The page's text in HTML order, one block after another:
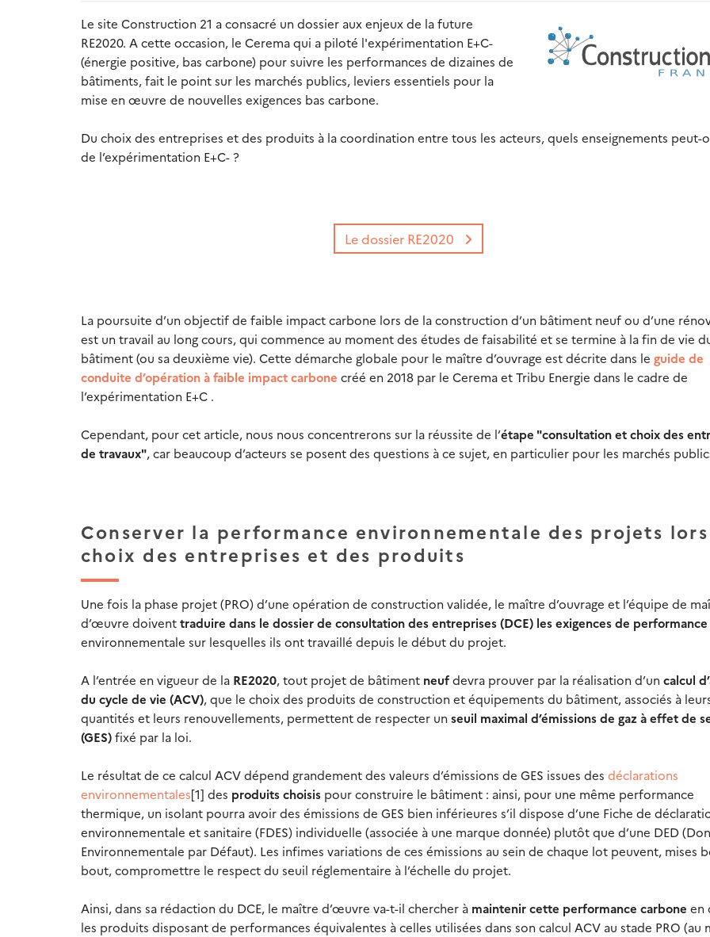
Le site Construction 21 a consacré un dossier aux enjeux de la future
RE2020. A cette occasion, le Cerema qui a piloté l'expérimentation E+C-
(énergie positive, bas carbone) pour suivre les performances de dizaines de
bâtiments, fait le point sur les marchés publics, leviers essentiels pour la
mise en œuvre de nouvelles exigences bas carbone.
Du choix des entreprises et des produits à la coordination entre tous les acteurs, quels enseignements peut-
de l’expérimentation E+C- ?
Le dossier RE2020
La poursuite d’un objectif de faible impact carbone lors de la construction d’un bâtiment neuf ou d’une
est un travail au long cours, qui commence au moment des études de faisabilité et se termine à la fin de vie
bâtiment (ou sa deuxième vie). Cette démarche globale pour le maître d’ouvrage est décrite dans le guide de
conduite d’opération à faible impact carbone créé en 2018 par le Cerema et Tribu Energie dans le cadre de
l’expérimentation E+C .
Cependant, pour cet article, nous nous concentrerons sur la réussite de l’étape "consultation et choix des
de travaux", car beaucoup d’acteurs se posent des questions à ce sujet, en particulier pour les marchés
Conserver la performance environnementale des projets
choix des entreprises et des produits
Une fois la phase projet (PRO) d’une opération de construction validée, le maître d’ouvrage et l’équipe de
d’œuvre doiventtraduire dans le dossier de consultation des entreprises (DCE) les exigences de performance
environnementale sur lesquelles ils ont travaillé depuis le début du projet.
A l’entrée en vigueur de la RE2020, tout projet de bâtiment neufdevra prouver par la réalisation d’un calcul
du cycle de vie (ACV), que le choix des produits de construction et équipements du bâtiment, associés à
quantités et leurs renouvellements, permettent de respecter un seuil maximal d’émissions de gaz à effet de
(GES)fixé par la loi.
Le résultat de ce calcul ACV dépend grandement des valeurs d’émissions de GES issues des déclarations
environnementales[1] des produits choisis pour construire le bâtiment : ainsi, pour une même performance
thermique, un isolant pourra avoir des émissions de GES bien inférieures s’il dispose d’une Fiche de
environnementale et sanitaire (FDES) individuelle (associée à une marque donnée) plutôt que d’une DED
Environnementale par Défaut). Les infimes variations de ces émissions au sein de chaque lot peuvent, mises
bout, compromettre le respect du seuil réglementaire à l’échelle du projet.
Ainsi, dans sa rédaction du DCE, le maître d’œuvre va-t-il chercher à maintenir cette performance carbone en
les produits disposant de performances équivalentes à celles utilisées dans son calcul ACV au stade PRO (au